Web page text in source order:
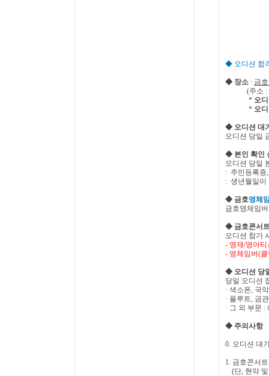
◆ 오디션 합
◆ 장소 : 금
(주소 :
* 오
* 오
◆ 오디션 대
오디션 당일
◆ 본인 확인
오디션 당일
: 주민등록증
: 생년월일이
◆ 금호영체
금호영체임
◆ 금호콘서
오디션 참가
- 영재/영아티
- 영체임버(
◆ 오디션 당
당일 오디션
· 색소폰, 국
· 플루트, 금관
· 그 외 부문 :
◆ 주의사항
0. 오디션 대
1. 금호콘서
(단, 현악